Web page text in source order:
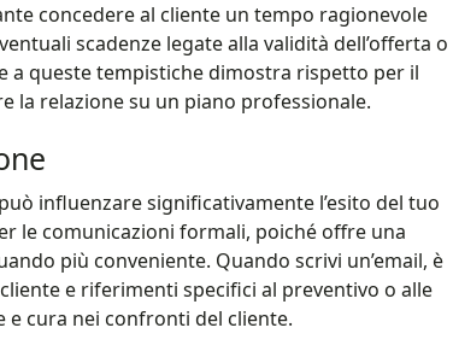
concedere al cliente un tempo ragionevole
scadenze legate alla validità dell’offerta o
a queste tempistiche dimostra rispetto per il
la relazione su un piano professionale.
influenzare significativamente l’esito del tuo
le comunicazioni formali, poiché offre una
più conveniente. Quando scrivi un’email, è
e riferimenti specifici al preventivo o alle
cura nei confronti del cliente.